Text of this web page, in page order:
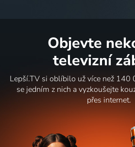
Objevte
televizní
Lepší.TV si oblíbilo už více než 140
se jedním z nich a vyzkoušejte
přes internet.